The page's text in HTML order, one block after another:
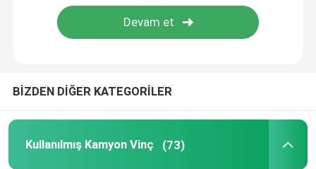
Yenilenmiş Döner Matkap Rig
BİZDEN DİĞER KATEGORİLER
Kullanılmış Kamyon Vinç (73)